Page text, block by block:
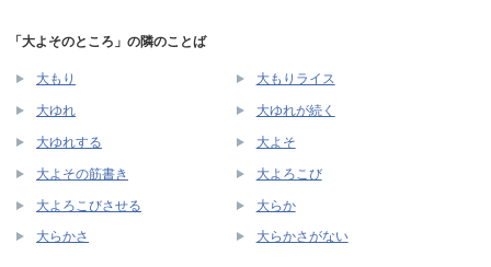
「大よそのところ」の隣のことば
大もり 大もりライス
大ゆれ 大ゆれが続く
大ゆれする 大よそ
大よその筋書き 大よろこび
大よろこびさせる 大らか
大らかさ 大らかさがない